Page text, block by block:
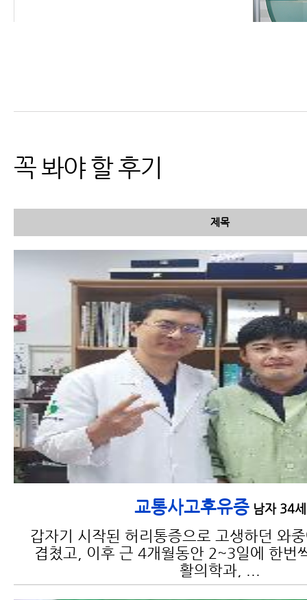
사고검사에 대해 꼭 알아야 할
교통사고 병원비, 자동차보험
적용 가능
교통사고 한방치료가 필요한
이유와 한방치료의 종류
교통사고 검사 종류 및 검사 가
능 부위와 진단
꼭 봐야 할 후기
제목
교통사고후유증남자 34세
갑자기 시작된 허리통증으로 고생하던 와
겹쳤고, 이후 근 4개월동안 2~3일에 한번
활의학과, ...